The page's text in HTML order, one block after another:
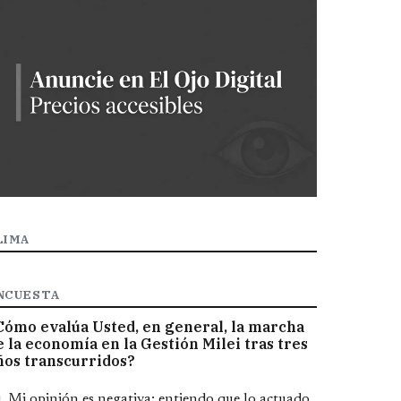
evalúa Usted, en general, la marcha
la economía en la Gestión Milei tras tres
transcurridos?